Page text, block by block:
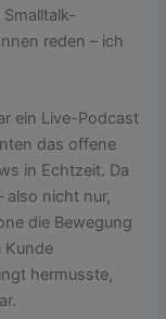
reden – ich
ein Live-Podcast
das offene
in Echtzeit. Da
also nicht nur,
die Bewegung
Kunde
hermusste,